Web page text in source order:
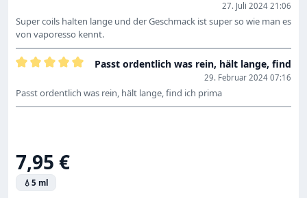
27. Juli 2024 21:06
Super coils halten lange und der Geschmack ist super so wie man es
von vaporesso kennt.
29. Februar 2024 07:16
Passt ordentlich was rein, hält lange, find
Passt ordentlich was rein, hält lange, find ich prima
Regulärer Preis:
7,95 €
💧 5 ml